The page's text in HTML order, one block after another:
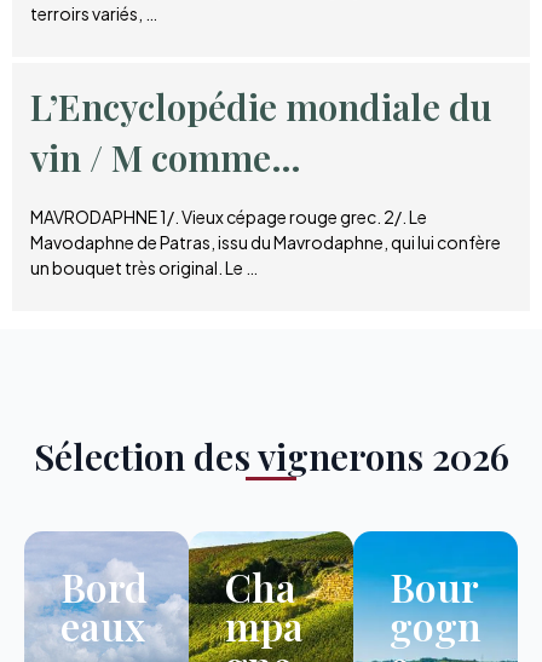
terroirs variés, …
L’Encyclopédie mondiale du
vin / M comme…
MAVRODAPHNE 1/. Vieux cépage rouge grec. 2/. Le
Mavodaphne de Patras, issu du Mavrodaphne, qui lui confère
un bouquet très original. Le …
Sélection des vignerons 2026
Bord
eaux
Cha
mpa
Bour
gogn